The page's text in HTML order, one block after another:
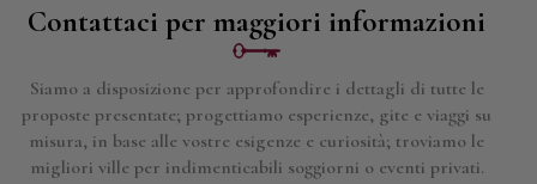
Contattaci per maggiori informazioni
Siamo a disposizione per approfondire i dettagli di tutte le
proposte presentate; progettiamo esperienze, gite e viaggi su
misura, in base alle vostre esigenze e curiosità; troviamo le
migliori ville per indimenticabili soggiorni o eventi privati.